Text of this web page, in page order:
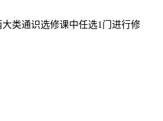
类通识选修课中任选1门进行修